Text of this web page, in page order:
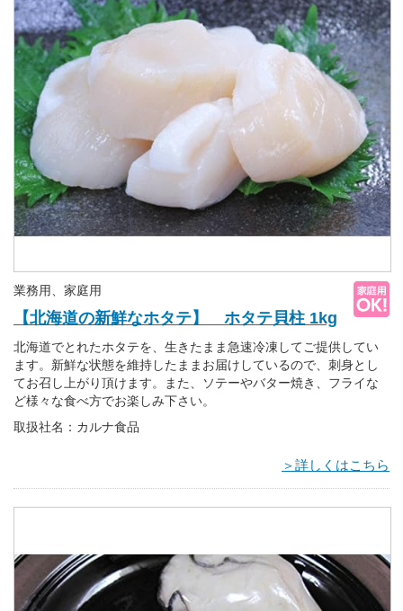
業務用、家庭用
【北海道の新鮮なホタテ】 ホタテ貝柱 1kg
北海道でとれたホタテを、生きたまま急速冷凍してご提供してい
ます。新鮮な状態を維持したままお届けしているので、刺身とし
てお召し上がり頂けます。また、ソテーやバター焼き、フライな
ど様々な食べ方でお楽しみ下さい。
取扱社名：カルナ食品
＞詳しくはこちら